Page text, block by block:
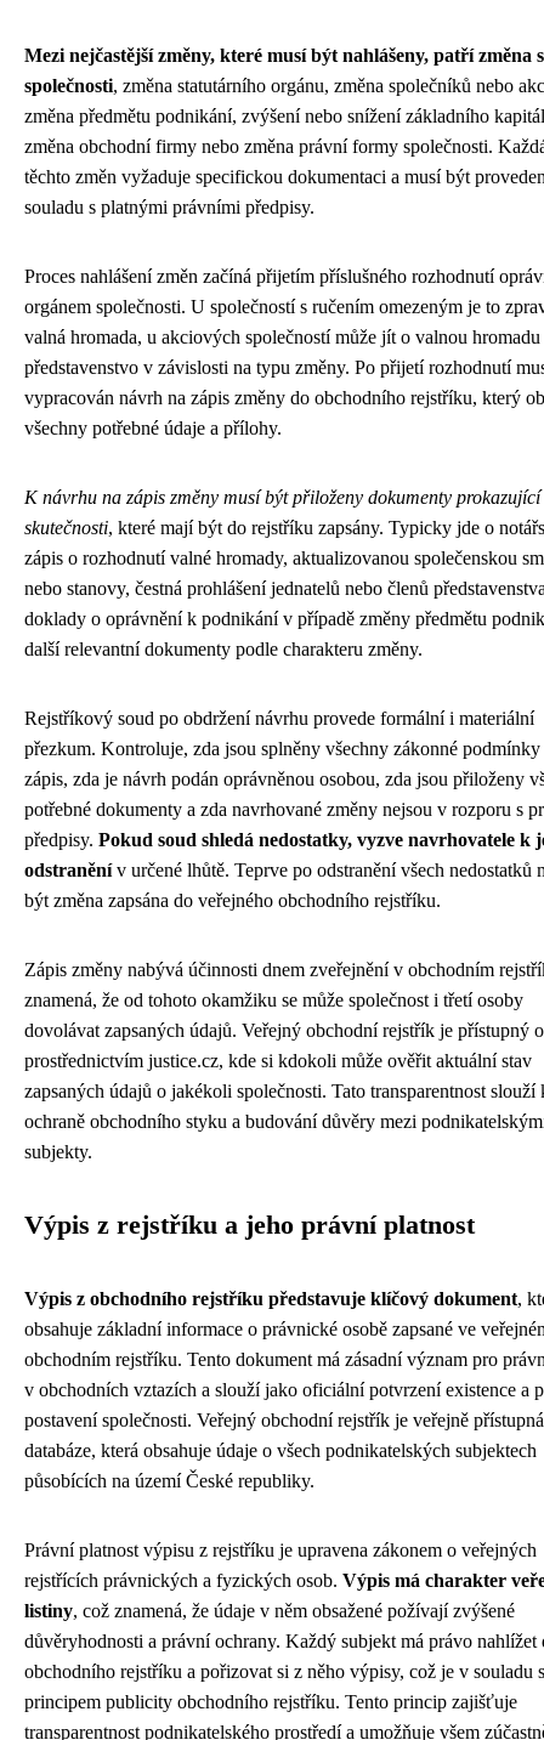
Mezi nejčastější změny, které musí být nahlášeny, patří změna
společnosti, změna statutárního orgánu, změna společníků nebo
změna předmětu podnikání, zvýšení nebo snížení základního
změna obchodní firmy nebo změna právní formy společnosti.
těchto změn vyžaduje specifickou dokumentaci a musí být
souladu s platnými právními předpisy.
Proces nahlášení změn začíná přijetím příslušného rozhodnutí
orgánem společnosti. U společností s ručením omezeným je to
valná hromada, u akciových společností může jít o valnou hromadu
představenstvo v závislosti na typu změny. Po přijetí rozhodnutí
vypracován návrh na zápis změny do obchodního rejstříku, který
všechny potřebné údaje a přílohy.
K návrhu na zápis změny musí být přiloženy dokumenty prokazující
skutečnosti, které mají být do rejstříku zapsány. Typicky jde o
zápis o rozhodnutí valné hromady, aktualizovanou společenskou
nebo stanovy, čestná prohlášení jednatelů nebo členů
doklady o oprávnění k podnikání v případě změny předmětu
další relevantní dokumenty podle charakteru změny.
Rejstříkový soud po obdržení návrhu provede formální i materiální
přezkum. Kontroluje, zda jsou splněny všechny zákonné
zápis, zda je návrh podán oprávněnou osobou, zda jsou přiloženy
potřebné dokumenty a zda navrhované změny nejsou v rozporu s
předpisy. Pokud soud shledá nedostatky, vyzve navrhovatele k
odstraněnív určené lhůtě. Teprve po odstranění všech nedostatků
být změna zapsána do veřejného obchodního rejstříku.
Zápis změny nabývá účinnosti dnem zveřejnění v obchodním
znamená, že od tohoto okamžiku se může společnost i třetí osoby
dovolávat zapsaných údajů. Veřejný obchodní rejstřík je přístupný
prostřednictvím justice.cz, kde si kdokoli může ověřit aktuální stav
zapsaných údajů o jakékoli společnosti. Tato transparentnost slouží
ochraně obchodního styku a budování důvěry mezi
subjekty.
Výpis z rejstříku a jeho právní platnost
Výpis z obchodního rejstříku představuje klíčový dokument,
obsahuje základní informace o právnické osobě zapsané ve
obchodním rejstříku. Tento dokument má zásadní význam pro
v obchodních vztazích a slouží jako oficiální potvrzení existence a
postavení společnosti. Veřejný obchodní rejstřík je veřejně přístupná
databáze, která obsahuje údaje o všech podnikatelských subjektech
působících na území České republiky.
Právní platnost výpisu z rejstříku je upravena zákonem o veřejných
rejstřících právnických a fyzických osob. Výpis má charakter
listiny, což znamená, že údaje v něm obsažené požívají zvýšené
důvěryhodnosti a právní ochrany. Každý subjekt má právo nahlížet
obchodního rejstříku a pořizovat si z něho výpisy, což je v souladu s
principem publicity obchodního rejstříku. Tento princip zajišťuje
transparentnost podnikatelského prostředí a umožňuje všem